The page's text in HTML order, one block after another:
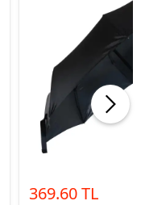
369.60 TL